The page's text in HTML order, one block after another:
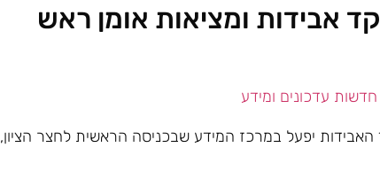
אבידות ומציאות אומן ראש
האבידות יפעל במרכז המידע שבכניסה הראשית לחצר הציון,